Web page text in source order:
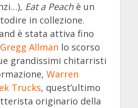
Eat a Peachè un
in collezione.
è stata attiva fino
Gregg Allman lo scorso
grandissimi chitarristi
Warren
Trucks, quest’ultimo
originario della